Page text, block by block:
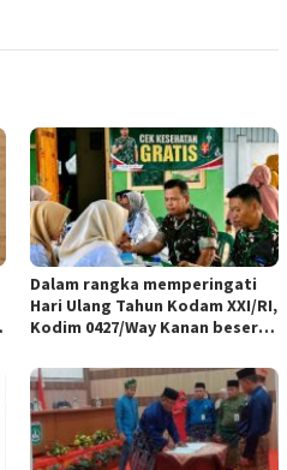
Dalam rangka memperingati
Hari Ulang Tahun Kodam XXI/RI,
Kodim 0427/Way Kanan beserta
menghadiri kegiatan bakti
kesehatan di Poskesdim
0427/Way Kanan bekerja sama
dengan Puskesmas
Blambangan Umpu